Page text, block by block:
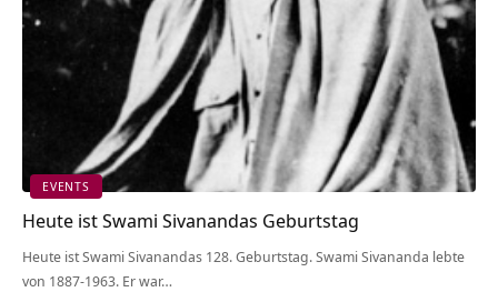
EVENTS
Heute ist Swami Sivanandas Geburtstag
Heute ist Swami Sivanandas 128. Geburtstag. Swami Sivananda lebte
von 1887-1963. Er war…